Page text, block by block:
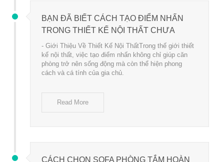
BẠN ĐÃ BIẾT CÁCH TẠO ĐIỂM NHẤN
TRONG THIẾT KẾ NỘI THẤT CHƯA
- Giới Thiệu Về Thiết Kế Nội ThấtTrong thế giới thiết
kế nội thất, việc tạo điểm nhấn không chỉ giúp căn
phòng trở nên sống động mà còn thể hiện phong
cách và cá tính của gia chủ.
Read More
CÁCH CHỌN SOFA PHÒNG TẮM HOÀN